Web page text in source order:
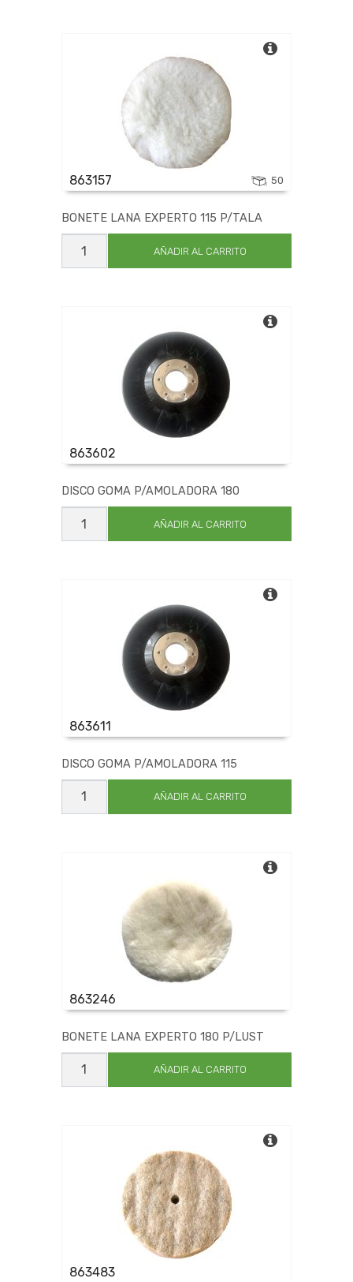
863157 50
BONETE LANA EXPERTO 115 P/TALA
BONETE
LANA
EXPERTO
AÑADIR AL CARRITO
863602
DISCO GOMA P/AMOLADORA 180
DISCO
GOMA
P/AMOLADORA
AÑADIR AL CARRITO
863611
DISCO GOMA P/AMOLADORA 115
DISCO
GOMA
P/AMOLADORA
AÑADIR AL CARRITO
863246
BONETE LANA EXPERTO 180 P/LUST
BONETE
LANA
EXPERTO
AÑADIR AL CARRITO
863483